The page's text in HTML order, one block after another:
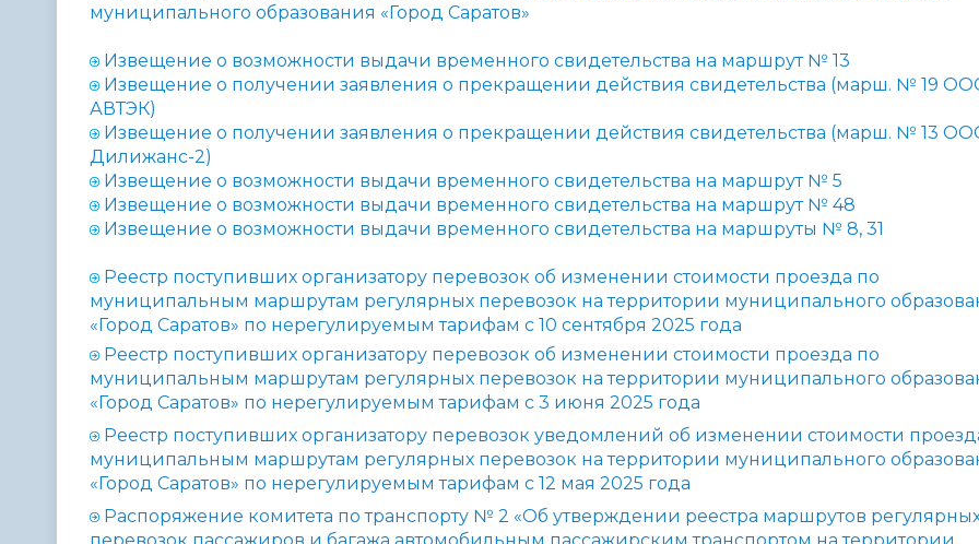
муниципального образования «Город Саратов»
Извещение о возможности выдачи временного свидетельства на маршрут № 13
Извещение о получении заявления о прекращении действия свидетельства (марш. № 19
АВТЭК)
Извещение о получении заявления о прекращении действия свидетельства (марш. № 13
Дилижанс-2)
Извещение о возможности выдачи временного свидетельства на маршрут № 5
Извещение о возможности выдачи временного свидетельства на маршрут № 48
Извещение о возможности выдачи временного свидетельства на маршруты № 8, 31
Реестр поступивших организатору перевозок об изменении стоимости проезда по
муниципальным маршрутам регулярных перевозок на территории муниципального
«Город Саратов» по нерегулируемым тарифам с 10 сентября 2025 года
Реестр поступивших организатору перевозок об изменении стоимости проезда по
муниципальным маршрутам регулярных перевозок на территории муниципального
«Город Саратов» по нерегулируемым тарифам с 3 июня 2025 года
Реестр поступивших организатору перевозок уведомлений об изменении стоимости
муниципальным маршрутам регулярных перевозок на территории муниципального
«Город Саратов» по нерегулируемым тарифам с 12 мая 2025 года
Распоряжение комитета по транспорту № 2 «Об утверждении реестра маршрутов
перевозок пассажиров и багажа автомобильным пассажирским транспортом на территории